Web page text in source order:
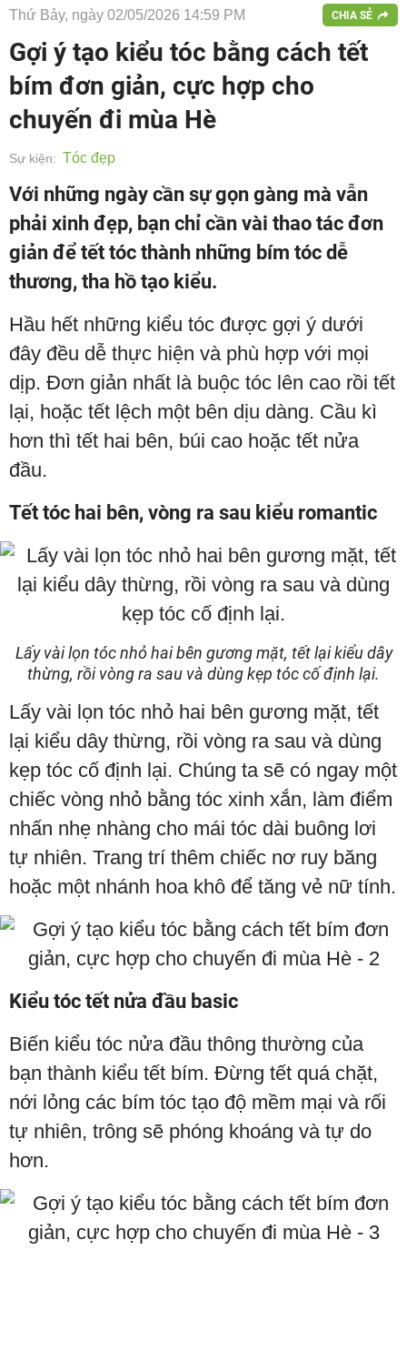
Thứ Bảy, ngày 02/05/2026 14:59 PM CHIA SẺ
Gợi ý tạo kiểu tóc bằng cách tết
bím đơn giản, cực hợp cho
chuyến đi mùa Hè
Sự kiện: Tóc đẹp
Với những ngày cần sự gọn gàng mà vẫn
phải xinh đẹp, bạn chỉ cần vài thao tác đơn
giản để tết tóc thành những bím tóc dễ
thương, tha hồ tạo kiểu.
Hầu hết những kiểu tóc được gợi ý dưới
đây đều dễ thực hiện và phù hợp với mọi
dịp. Đơn giản nhất là buộc tóc lên cao rồi tết
lại, hoặc tết lệch một bên dịu dàng. Cầu kì
hơn thì tết hai bên, búi cao hoặc tết nửa
đầu.
Tết tóc hai bên, vòng ra sau kiểu romantic
Lấy vài lọn tóc nhỏ hai bên gương mặt, tết lại kiểu dây
thừng, rồi vòng ra sau và dùng kẹp tóc cố định lại.
Lấy vài lọn tóc nhỏ hai bên gương mặt, tết
lại kiểu dây thừng, rồi vòng ra sau và dùng
kẹp tóc cố định lại. Chúng ta sẽ có ngay một
chiếc vòng nhỏ bằng tóc xinh xắn, làm điểm
nhấn nhẹ nhàng cho mái tóc dài buông lơi
tự nhiên. Trang trí thêm chiếc nơ ruy băng
hoặc một nhánh hoa khô để tăng vẻ nữ tính.
Kiểu tóc tết nửa đầu basic
Biến kiểu tóc nửa đầu thông thường của
bạn thành kiểu tết bím. Đừng tết quá chặt,
nới lỏng các bím tóc tạo độ mềm mại và rối
tự nhiên, trông sẽ phóng khoáng và tự do
hơn.